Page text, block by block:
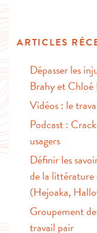
ARTICLES
Dépasser les
Brahy et Chloé
Vidéos : le
Podcast :
usagers
Définir les
de la littérature
(Hejoaka,
Groupement
travail pair